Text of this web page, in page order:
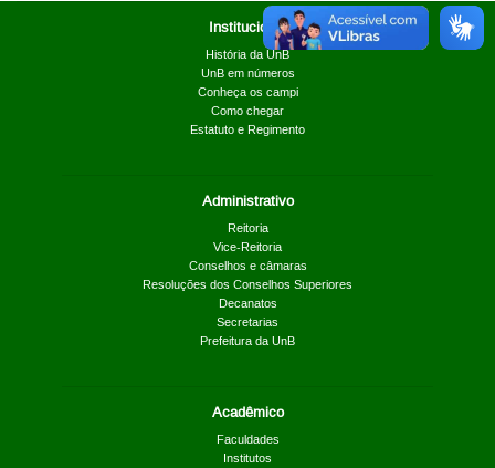
Institucional
História da UnB
UnB em números
Conheça os campi
Como chegar
Estatuto e Regimento
Administrativo
Reitoria
Vice-Reitoria
Conselhos e câmaras
Resoluções dos Conselhos Superiores
Decanatos
Secretarias
Prefeitura da UnB
Acadêmico
Faculdades
Institutos